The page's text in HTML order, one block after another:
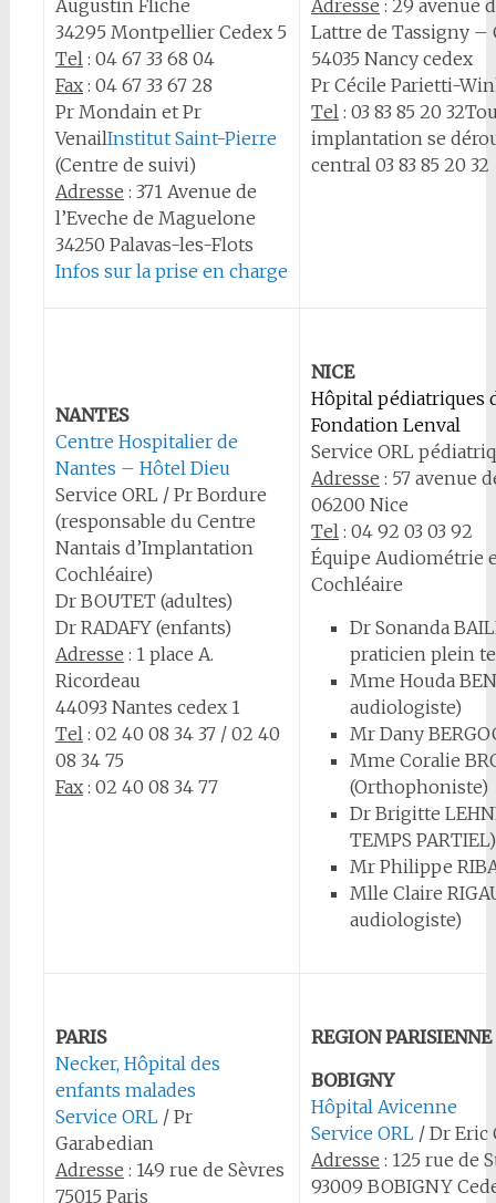
Augustin Fliche
34295 Montpellier Cedex 5
Tel: 04 67 33 68 04
Fax: 04 67 33 67 28
Pr Mondain et Pr
VenailInstitut Saint-Pierre
(Centre de suivi)
Adresse : 371 Avenue de
l’Eveche de Maguelone
34250 Palavas-les-Flots
Infos sur la prise en charge
Adresse : 29 avenue
Lattre de Tassigny –
54035 Nancy cedex
Pr Cécile Parietti-
Tel: 03 83 85 20
implantation se
central 03 83 85 20 32
NANTES
Centre Hospitalier de
Nantes – Hôtel Dieu
Service ORL / Pr Bordure
(responsable du Centre
Nantais d’Implantation
Cochléaire)
Dr BOUTET (adultes)
Dr RADAFY (enfants)
Adresse : 1 place A.
Ricordeau
44093 Nantes cedex 1
Tel: 02 40 08 34 37 / 02 40
08 34 75
Fax: 02 40 08 34 77
NICE
Hôpital pédiatriques
Fondation Lenval
Service ORL
Adresse : 57 avenue
06200 Nice
Tel: 04 92 03 03 92
Équipe Audiométrie
Cochléaire
Dr Sonanda
praticien plein
Mme Houda
audiologiste)
Mr Dany
Mme Coralie
(Orthophoniste)
Dr Brigitte
TEMPS PARTIEL)
Mr Philippe
Mlle Claire
audiologiste)
PARIS
Necker, Hôpital des
enfants malades
Service ORL/ Pr
Garabedian
Adresse : 149 rue de Sèvres
75015 Paris
REGION PARISIENNE
BOBIGNY
Hôpital Avicenne
Service ORL/ Dr Eric
Adresse : 125 rue de
93009 BOBIGNY